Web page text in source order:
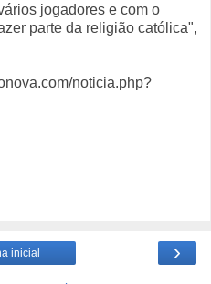
jogadores e com o
parte da religião católica",
noticia.php?
›
inicial